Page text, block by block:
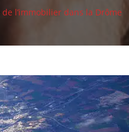
l’immobilier dans la Drôme